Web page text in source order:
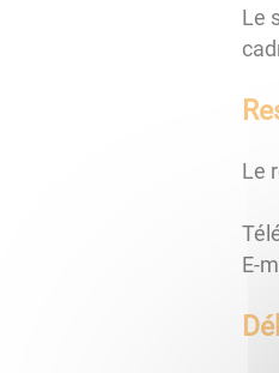
Le
Le
E-